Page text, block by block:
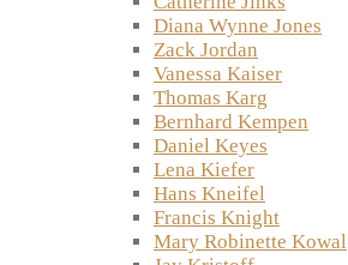
Diana Wynne Jones
Zack Jordan
Vanessa Kaiser
Thomas Karg
Bernhard Kempen
Daniel Keyes
Lena Kiefer
Hans Kneifel
Francis Knight
Mary Robinette Kowal